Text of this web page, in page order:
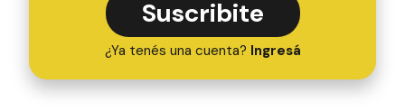
Suscribite
¿Ya tenés una cuenta? Ingresá